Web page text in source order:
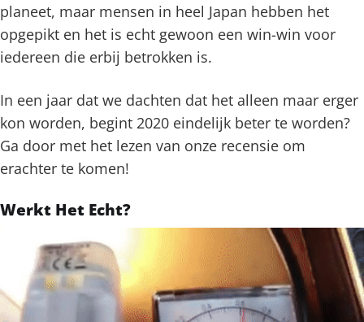
planeet, maar mensen in heel Japan hebben het
opgepikt en het is echt gewoon een win-win voor
iedereen die erbij betrokken is.
In een jaar dat we dachten dat het alleen maar erger
kon worden, begint 2020 eindelijk beter te worden?
Ga door met het lezen van onze recensie om
erachter te komen!
Werkt Het Echt?